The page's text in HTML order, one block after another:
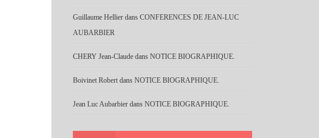
Guillaume Hellier dans CONFERENCES DE JEAN-LUC
AUBARBIER
CHERY Jean-Claude dans NOTICE BIOGRAPHIQUE.
Boivinet Robert dans NOTICE BIOGRAPHIQUE.
Jean Luc Aubarbier dans NOTICE BIOGRAPHIQUE.